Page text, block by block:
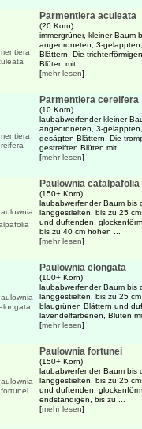
Parmentiera aculeata
(20 Korn)
immergrüner, kleiner Baum
angeordneten, 3-
Blättern. Die
Blüten mit ...
[mehr lesen]
Parmentiera cereifera
(10 Korn)
laubabwerfender kleiner
angeordneten, 3-
gesägten Blättern. Die
gestreiften Blüten mit ...
[mehr lesen]
Paulownia catalpafolia
(150+ Korn)
laubabwerfender Baum bis
langgestielten, bis zu 25
und duftenden,
bis zu 40 cm hohen ...
[mehr lesen]
Paulownia elongata
(100+ Korn)
laubabwerfender Baum bis
langgestielten, bis zu 25
blaugrünen Blättern und
lavendelfarbenen, Blüten
[mehr lesen]
Paulownia fortunei
(150+ Korn)
laubabwerfender Baum bis
langgestielten, bis zu 25
und duftenden,
endständigen, bis zu ...
[mehr lesen]